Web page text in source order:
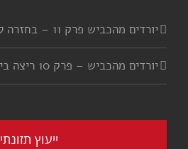
יורדים מהכביש פרק 11 – בחזרה להתחלה
יורדים מהכביש – פרק 10 ריצה בירידה
ייעוץ תזונתי